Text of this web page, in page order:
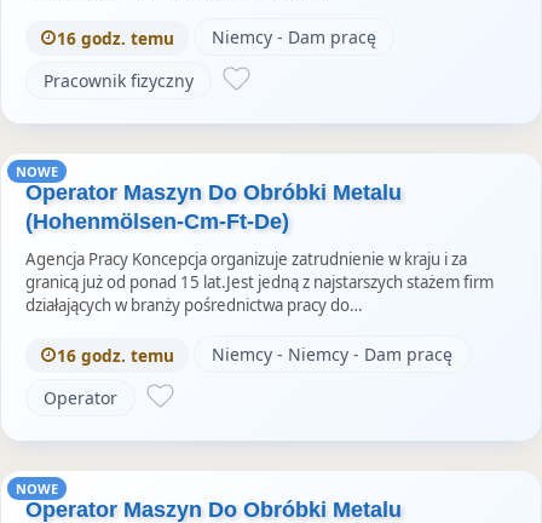
16 godz. temu
Niemcy - Dam pracę
Pracownik fizyczny
NOWE
Operator Maszyn Do Obróbki Metalu
(Hohenmölsen-Cm-Ft-De)
Agencja Pracy Koncepcja organizuje zatrudnienie w kraju i za
granicą już od ponad 15 lat.Jest jedną z najstarszych stażem firm
działających w branży pośrednictwa pracy do…
16 godz. temu
Niemcy - Niemcy - Dam pracę
Operator
NOWE
Operator Maszyn Do Obróbki Metalu